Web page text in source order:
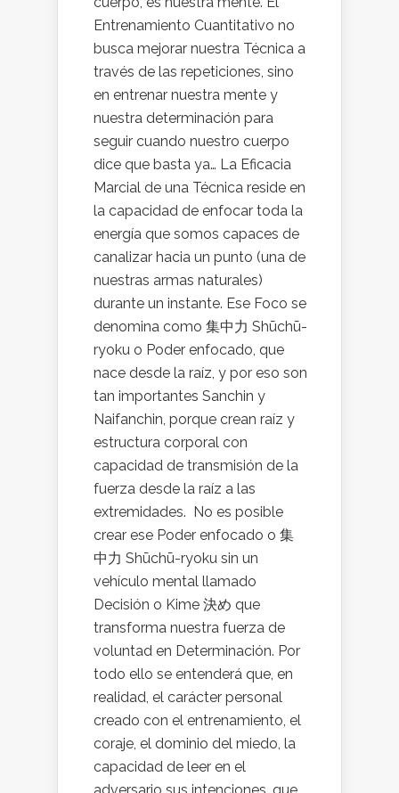
Entrenamiento Cuantitativo no
busca mejorar nuestra Técnica a
través de las repeticiones, sino
en entrenar nuestra mente y
nuestra determinación para
seguir cuando nuestro cuerpo
dice que basta ya… La Eficacia
Marcial de una Técnica reside en
la capacidad de enfocar toda la
energía que somos capaces de
canalizar hacia un punto (una de
nuestras armas naturales)
durante un instante. Ese Foco se
denomina como 集中力 Shūchū-
ryoku o Poder enfocado, que
nace desde la raíz, y por eso son
tan importantes Sanchin y
Naifanchin, porque crean raíz y
estructura corporal con
capacidad de transmisión de la
fuerza desde la raíz a las
extremidades. No es posible
crear ese Poder enfocado o 集
中力 Shūchū-ryoku sin un
vehículo mental llamado
Decisión o Kime 決め que
transforma nuestra fuerza de
voluntad en Determinación. Por
todo ello se entenderá que, en
realidad, el carácter personal
creado con el entrenamiento, el
coraje, el dominio del miedo, la
capacidad de leer en el